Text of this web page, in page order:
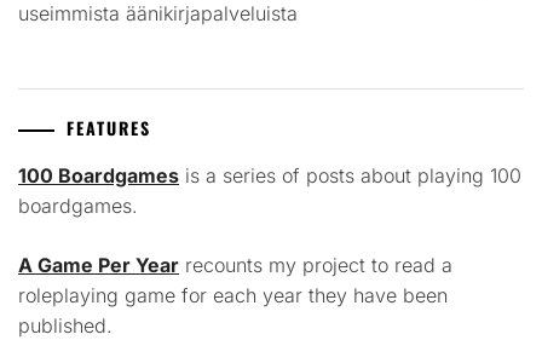
useimmista äänikirjapalveluista
FEATURES
100 Boardgames is a series of posts about playing 100
boardgames.
A Game Per Year recounts my project to read a
roleplaying game for each year they have been
published.